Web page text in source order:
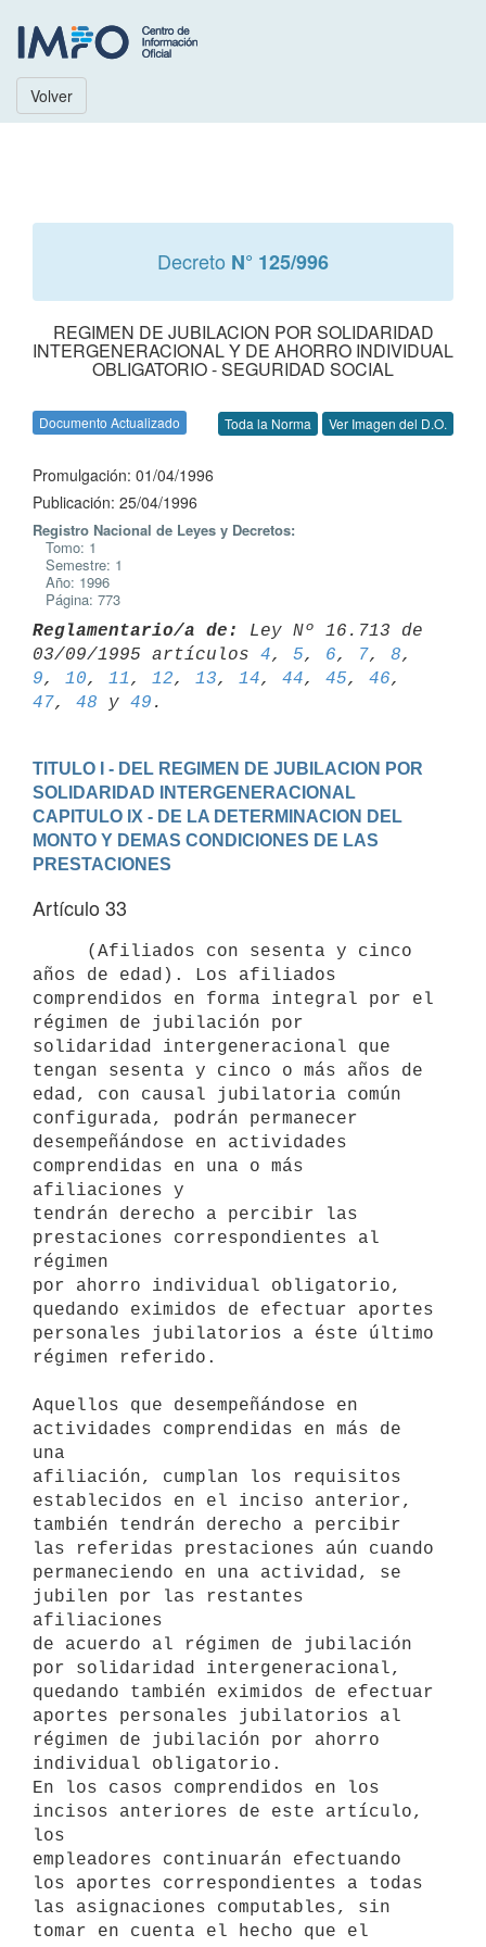
Volver
Decreto N° 125/996
REGIMEN DE JUBILACION POR SOLIDARIDAD
INTERGENERACIONAL Y DE AHORRO INDIVIDUAL
OBLIGATORIO - SEGURIDAD SOCIAL
Documento Actualizado Toda la Norma Ver Imagen del D.O.
Promulgación: 01/04/1996
Publicación: 25/04/1996
Registro Nacional de Leyes y Decretos:
Tomo: 1
Semestre: 1
Año: 1996
Página: 773
Reglamentario/a de:
Ley Nº 16.713 de
03/09/1995 artículos 4, 5, 6, 7, 8,
9, 10, 11 , 12, 13, 14, 44, 45, 46
47, 48 y 49
TITULO I - DEL REGIMEN DE JUBILACION POR
SOLIDARIDAD INTERGENERACIONAL
CAPITULO IX - DE LA DETERMINACION DEL
MONTO Y DEMAS CONDICIONES DE LAS
PRESTACIONES
Artículo 33
años de edad). Los afiliados
comprendidos en forma integral por el
régimen de jubilación por
solidaridad intergeneracional que
tengan sesenta y cinco o más años de
edad, con causal jubilatoria común
configurada, podrán permanecer
desempeñándose en actividades
comprendidas en una o más
afiliaciones y
tendrán derecho a percibir las
prestaciones correspondientes al
régimen
por ahorro individual obligatorio,
quedando eximidos de efectuar aportes
personales jubilatorios a éste último
régimen referido.
Aquellos que desempeñándose en
actividades comprendidas en más de
una
afiliación, cumplan los requisitos
establecidos en el inciso anterior,
también tendrán derecho a percibir
las referidas prestaciones aún cuando
permaneciendo en una actividad, se
jubilen por las restantes
afiliaciones
de acuerdo al régimen de jubilación
por solidaridad intergeneracional,
quedando también eximidos de efectuar
aportes personales jubilatorios al
régimen de jubilación por ahorro
individual obligatorio.
En los casos comprendidos en los
incisos anteriores de este artículo,
los
empleadores continuarán efectuando
los aportes correspondientes a todas
las asignaciones computables, sin
tomar en cuenta el hecho que el